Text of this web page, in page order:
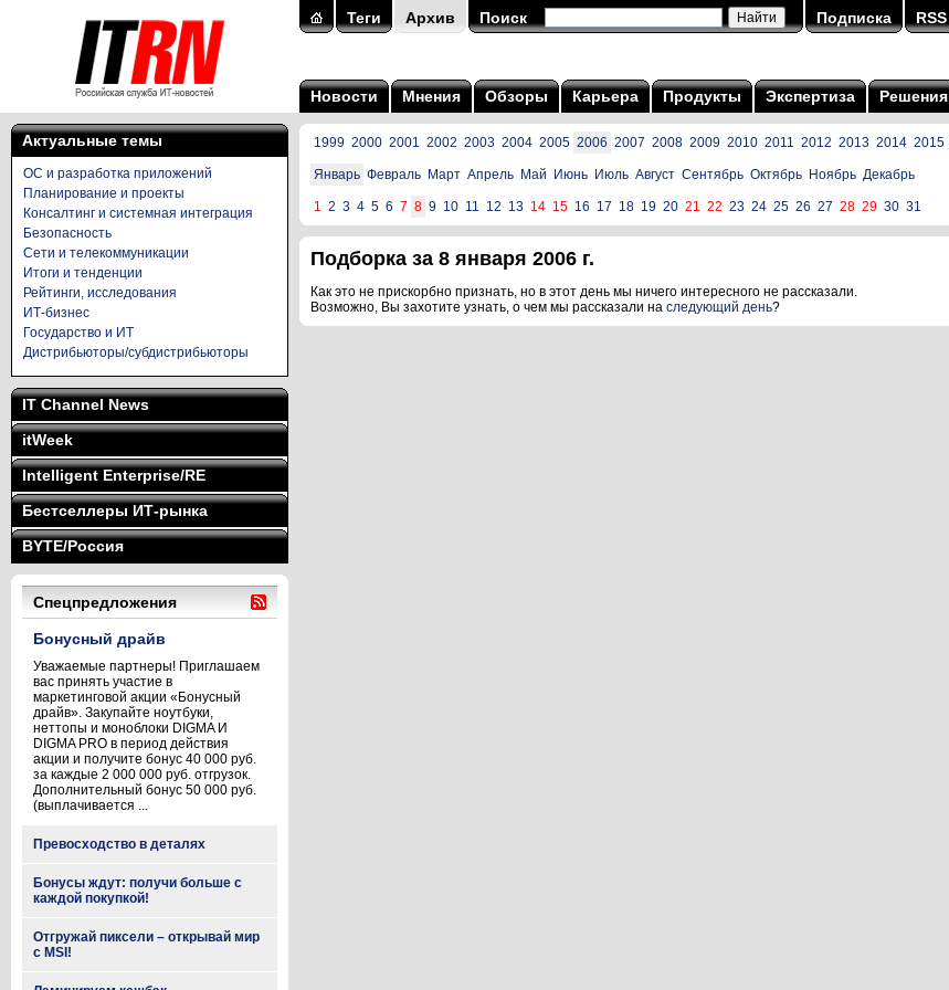
Теги Архив Поиск Подписка RSS
Новости Мнения Обзоры Карьера Продукты Экспертиза Решения
Актуальные темы
ОС и разработка приложений
Планирование и проекты
Консалтинг и системная интеграция
Безопасность
Сети и телекоммуникации
Итоги и тенденции
Рейтинги, исследования
ИТ-бизнес
Государство и ИТ
Дистрибьюторы/субдистрибьюторы
IT Channel News
itWeek
Intelligent Enterprise/RE
Бестселлеры ИТ-рынка
BYTE/Россия
Спецпредложения
Бонусный драйв
Уважаемые партнеры! Приглашаем
вас принять участие в
маркетинговой акции «Бонусный
драйв». Закупайте ноутбуки,
неттопы и моноблоки DIGMA И
DIGMA PRO в период действия
акции и получите бонус 40 000 руб.
за каждые 2 000 000 руб. отгрузок.
Дополнительный бонус 50 000 руб.
(выплачивается ...
Превосходство в деталях
Бонусы ждут: получи больше с
каждой покупкой!
Отгружай пиксели – открывай мир
с MSI!
1999 2000 2001 2002 2003 2004 2005 2006 2007 2008 2009 2010 2011 2012 2013 2014 2015
Январь Февраль Март Апрель Май Июнь Июль Август Сентябрь Октябрь Ноябрь Декабрь
1 2 3 4 5 6 7 8 9 10 11 12 13 14 15 16 17 18 19 20 21 22 23 24 25 26 27 28 29 30 31
Подборка за 8 января 2006 г.
Как это не прискорбно признать, но в этот день мы ничего интересного не рассказали.
Возможно, Вы захотите узнать, о чем мы рассказали на следующий день?